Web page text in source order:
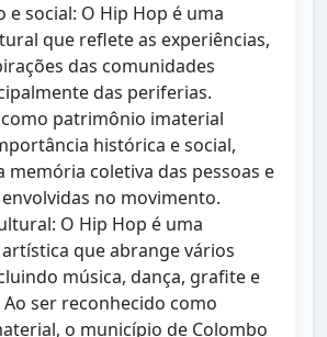
e social: O Hip Hop é uma
que reflete as experiências,
das comunidades
das periferias.
como patrimônio imaterial
histórica e social,
memória coletiva das pessoas e
no movimento.
O Hip Hop é uma
que abrange vários
música, dança, grafite e
ser reconhecido como
o município de Colombo